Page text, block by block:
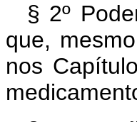
§ 2º
que,
nos